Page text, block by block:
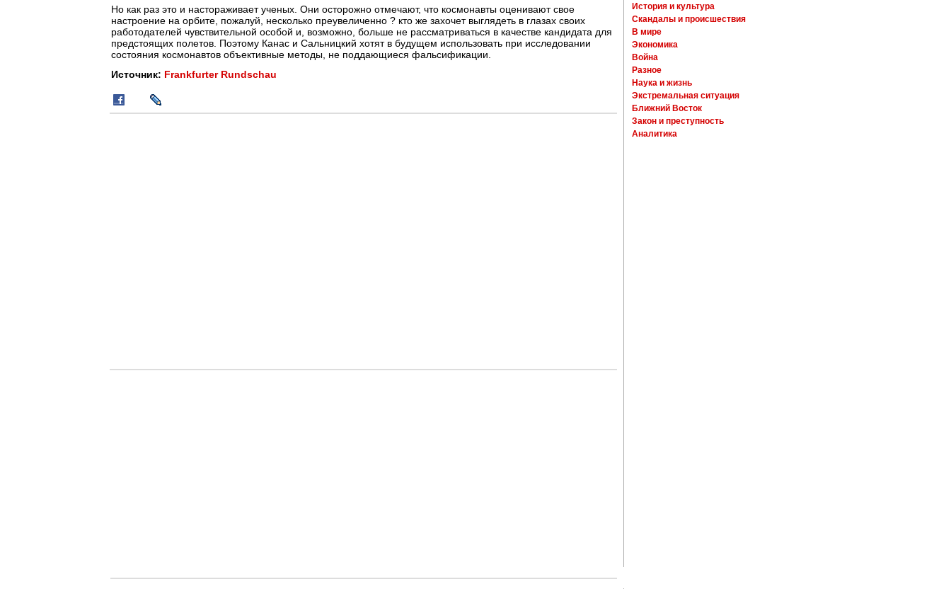
Но как раз это и настораживает ученых. Они осторожно отмечают, что космонавты оценивают свое
настроение на орбите, пожалуй, несколько преувеличенно ? кто же захочет выглядеть в глазах своих
работодателей чувствительной особой и, возможно, больше не рассматриваться в качестве кандидата для
предстоящих полетов. Поэтому Канас и Сальницкий хотят в будущем использовать при исследовании
состояния космонавтов объективные методы, не поддающиеся фальсификации.
Источник: Frankfurter Rundschau
История и культура
Скандалы и происшествия
В мире
Экономика
Война
Разное
Наука и жизнь
Экстремальная ситуация
Ближний Восток
Закон и преступность
Аналитика